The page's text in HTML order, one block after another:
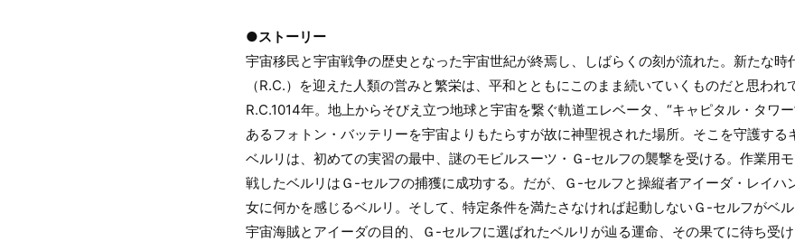
●ストーリー
宇宙移民と宇宙戦争の歴史となった宇宙世紀が終焉し、しばらくの刻が流れた。新たな時
（R.C.）を迎えた人類の営みと繁栄は、平和とともにこのまま続いていくものだと思われ
R.C.1014年。地上からそびえ立つ地球と宇宙を繋ぐ軌道エレベータ、“キャピタル・タワ
あるフォトン・バッテリーを宇宙よりもたらすが故に神聖視された場所。そこを守護する
ベルリは、初めての実習の最中、謎のモビルスーツ・Ｇ-セルフの襲撃を受ける。作業用
戦したベルリはＧ-セルフの捕獲に成功する。だが、Ｇ-セルフと操縦者アイーダ・レイハ
女に何かを感じるベルリ。そして、特定条件を満たさなければ起動しないＧ-セルフがベル
宇宙海賊とアイーダの目的、Ｇ-セルフに選ばれたベルリが辿る運命、その果てに待ち受